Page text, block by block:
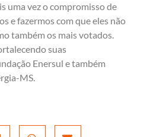
uma vez o compromisso de
e fazermos com que eles não
também os mais votados.
suas
Enersul e também
MS.